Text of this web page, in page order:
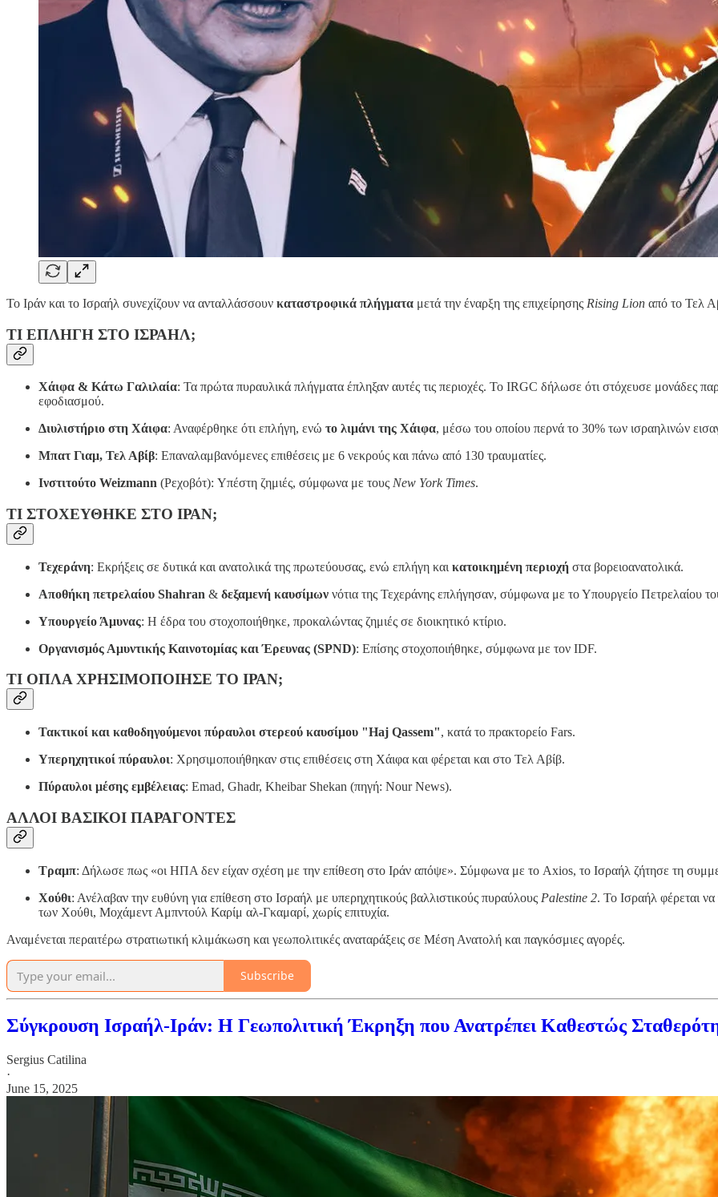
Το Ιράν και το Ισραήλ συνεχίζουν να ανταλλάσσουν καταστροφικά πλήγματα μετά την έναρξη της επιχείρησης Rising Lion από το Τελ
ΤΙ ΕΠΛΗΓΗ ΣΤΟ ΙΣΡΑΗΛ;
Χάιφα & Κάτω Γαλιλαία: Τα πρώτα πυραυλικά πλήγματα έπληξαν αυτές τις περιοχές. Το IRGC δήλωσε ότι στόχευσε μονάδες
εφοδιασμού.
Διυλιστήριο στη Χάιφα: Αναφέρθηκε ότι επλήγη, ενώ το λιμάνι της Χάιφα, μέσω του οποίου περνά το 30% των ισραηλινών
Μπατ Γιαμ, Τελ Αβίβ: Επαναλαμβανόμενες επιθέσεις με 6 νεκρούς και πάνω από 130 τραυματίες.
Ινστιτούτο Weizmann (Ρεχοβότ): Υπέστη ζημιές, σύμφωνα με τους New York Times.
ΤΙ ΣΤΟΧΕΥΘΗΚΕ ΣΤΟ ΙΡΑΝ;
Τεχεράνη: Εκρήξεις σε δυτικά και ανατολικά της πρωτεύουσας, ενώ επλήγη και κατοικημένη περιοχή στα βορειοανατολικά.
Αποθήκη πετρελαίου Shahran & δεξαμενή καυσίμων νότια της Τεχεράνης επλήγησαν, σύμφωνα με το Υπουργείο Πετρελαίου
Υπουργείο Άμυνας: Η έδρα του στοχοποιήθηκε, προκαλώντας ζημιές σε διοικητικό κτίριο.
Οργανισμός Αμυντικής Καινοτομίας και Έρευνας (SPND): Επίσης στοχοποιήθηκε, σύμφωνα με τον IDF.
ΤΙ ΟΠΛΑ ΧΡΗΣΙΜΟΠΟΙΗΣΕ ΤΟ ΙΡΑΝ;
Τακτικοί και καθοδηγούμενοι πύραυλοι στερεού καυσίμου "Haj Qassem", κατά το πρακτορείο Fars.
Υπερηχητικοί πύραυλοι: Χρησιμοποιήθηκαν στις επιθέσεις στη Χάιφα και φέρεται και στο Τελ Αβίβ.
Πύραυλοι μέσης εμβέλειας: Emad, Ghadr, Kheibar Shekan (πηγή: Nour News).
ΑΛΛΟΙ ΒΑΣΙΚΟΙ ΠΑΡΑΓΟΝΤΕΣ
Τραμπ: Δήλωσε πως «οι ΗΠΑ δεν είχαν σχέση με την επίθεση στο Ιράν απόψε». Σύμφωνα με το Axios, το Ισραήλ ζήτησε τη
Χούθι: Ανέλαβαν την ευθύνη για επίθεση στο Ισραήλ με υπερηχητικούς βαλλιστικούς πυραύλους Palestine 2. Το Ισραήλ φέρεται
των Χούθι, Μοχάμεντ Αμπντούλ Καρίμ αλ-Γκαμαρί, χωρίς επιτυχία.
Αναμένεται περαιτέρω στρατιωτική κλιμάκωση και γεωπολιτικές αναταράξεις σε Μέση Ανατολή και παγκόσμιες αγορές.
Subscribe
Σύγκρουση Ισραήλ-Ιράν: Η Γεωπολιτική Έκρηξη που Ανατρέπει Καθεστώς
Sergius Catilina
·
June 15, 2025